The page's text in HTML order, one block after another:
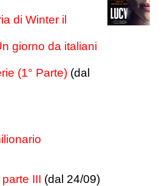
di Winter il
giorno da italiani
(1° Parte) (dal
III (dal 24/09)